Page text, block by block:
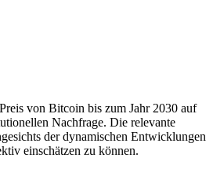
von Bitcoin bis zum Jahr 2030 auf
Nachfrage. Die relevante
der dynamischen Entwicklungen
einschätzen zu können.